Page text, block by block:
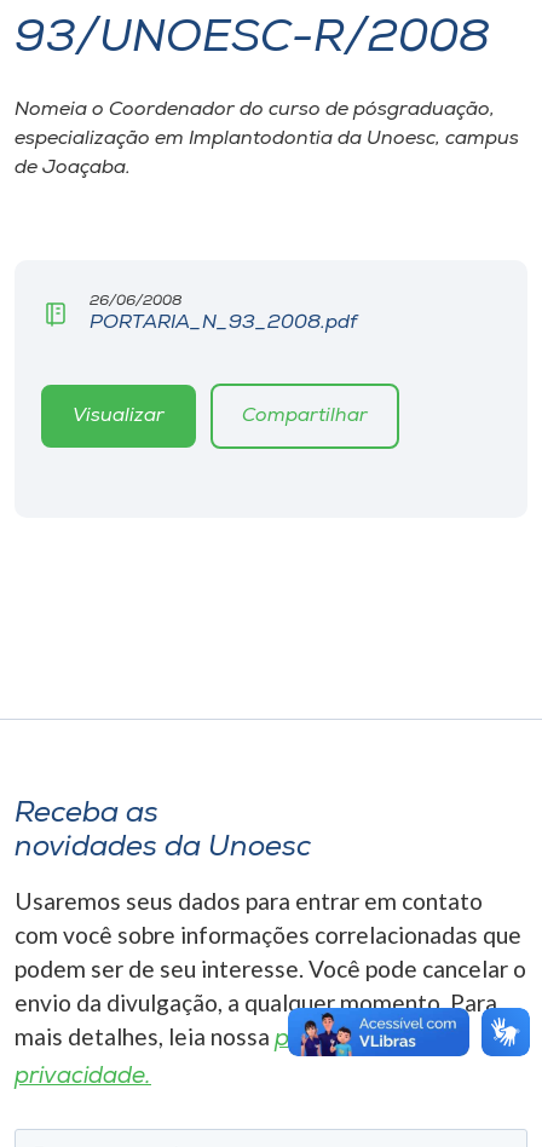
I.nova
Diplomados
Editora
A+
93/UNOESC-R/2008
Nomeia o Coordenador do curso de pósgraduação,
especialização em Implantodontia da Unoesc, campus
de Joaçaba.
26/06/2008
PORTARIA_N_93_2008.pdf
Visualizar Compartilhar
Receba as
novidades da Unoesc
Usaremos seus dados para entrar em contato
com você sobre informações correlacionadas que
podem ser de seu interesse. Você pode cancelar o
envio da divulgação, a qualquer momento. Para
mais detalhes, leia nossa política de
privacidade.